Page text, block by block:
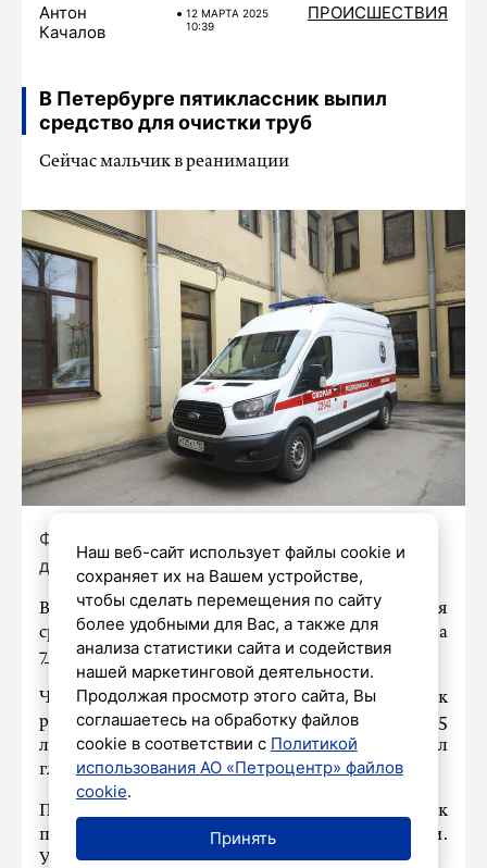
Антон
Качалов
12 МАРТA 2025
10:39
ПРОИСШЕСТВИЯ
В Петербурге пятиклассник выпил
средство для очистки труб
Сейчас мальчик в реанимации
Фото: Александр Глуз / «Петербургский
дневник»
В Санкт-Петербурге пятиклассник отравился
средством для очистки труб, сообщает 12 марта
78.ruсо ссылкой на правоохранителей.
ЧП случилось на школьном стадионе. Мальчик
развел гранулы чистящего средства «Крот» в 0,5
литра воды, после чего из любопытства сделал
глоток этой смеси.
Пострадавшего увезли в больницу. Мальчик
попал в реанимацию в тяжёлом состоянии.
У ребенка ожог пищевода.
Наш веб-сайт использует файлы cookie и
сохраняет их на Вашем устройстве,
чтобы сделать перемещения по сайту
более удобными для Вас, а также для
анализа статистики сайта и содействия
нашей маркетинговой деятельности.
Продолжая просмотр этого сайта, Вы
соглашаетесь на обработку файлов
cookie в соответствии с Политикой
использования АО «Петроцентр» файлов
cookie.
Принять